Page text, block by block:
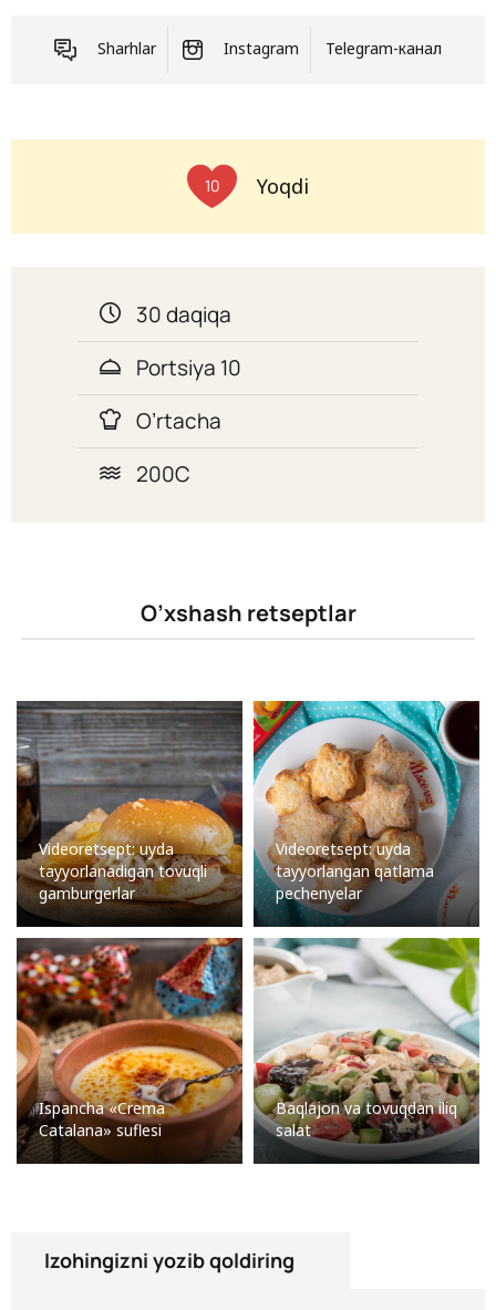
Sharhlar Instagram Telegram-канал
10 Yoqdi
30 daqiqa
Portsiya 10
O’rtacha
200C
O’xshash retseptlar
Videoretsept: uyda
tayyorlanadigan tovuqli
gamburgerlar
Videoretsept: uyda
tayyorlangan qatlama
pechenyelar
Ispancha «Crema
Catalana» suflesi
Baqlajon va tovuqdan iliq
salat
Izohingizni yozib qoldiring